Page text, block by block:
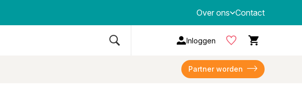
Over ons Contact
Inloggen
Partner worden